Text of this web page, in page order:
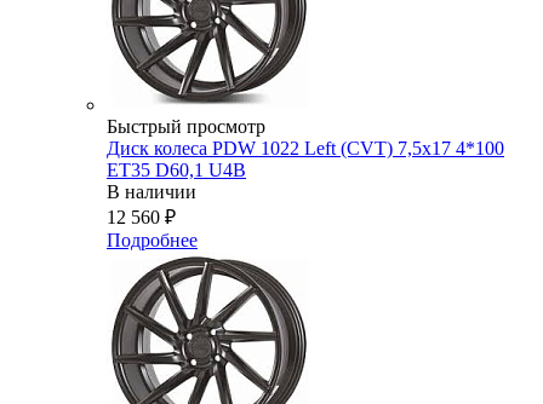
Быстрый просмотр
Диск колеса PDW 1022 Left (CVT) 7,5x17 4*100
ET35 D60,1 U4B
В наличии
12 560 ₽
Подробнее